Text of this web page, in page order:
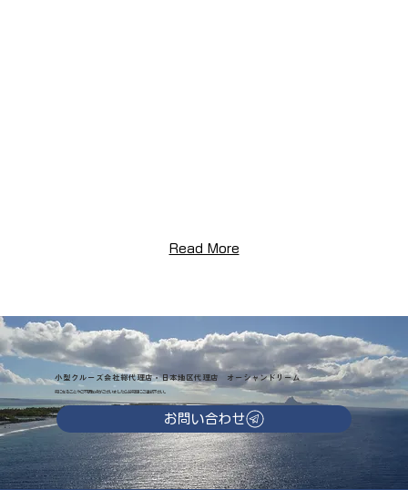
Read More
小型クルーズ会社総代理店・日本地区代理店 オーシャンドリーム
気になることやご不明な点がございましたらお気軽にご連絡下さい。
お問い合わせ